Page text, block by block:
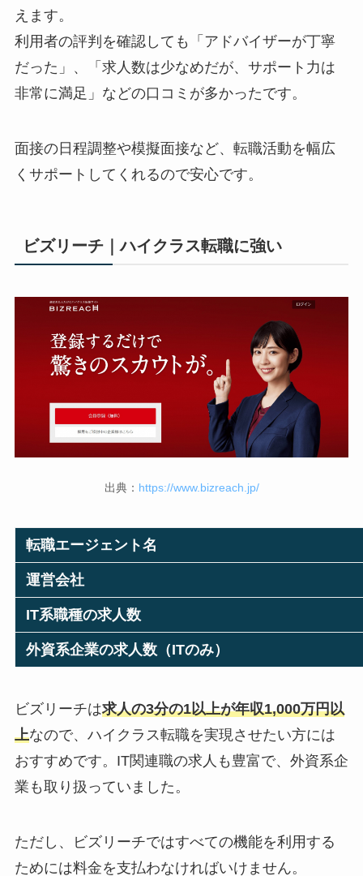
えます。
利用者の評判を確認しても「アドバイザーが丁寧
だった」、「求人数は少なめだが、サポート力は
非常に満足」などの口コミが多かったです。
面接の日程調整や模擬面接など、転職活動を幅広
くサポートしてくれるので安心です。
ビズリーチ｜ハイクラス転職に強い
出典： https://www.bizreach.jp/
転職エージェント名
運営会社
IT系職種の求人数
外資系企業の求人数（ITのみ）
ビズリーチは求人の3分の1以上が年収1,000万円以
上なので、ハイクラス転職を実現させたい方には
おすすめです。IT関連職の求人も豊富で、外資系企
業も取り扱っていました。
ただし、ビズリーチではすべての機能を利用する
ためには料金を支払わなければいけません。